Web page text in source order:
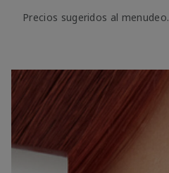
Precios sugeridos al menudeo.